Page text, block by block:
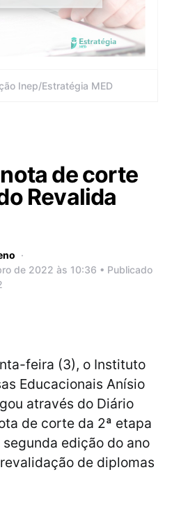
Inep/Estratégia MED
de corte
Revalida
de 2022 às 10:36 • Publicado
feira (3), o Instituto
Educacionais Anísio
através do Diário
de corte da 2ª etapa
edição do ano
de diplomas